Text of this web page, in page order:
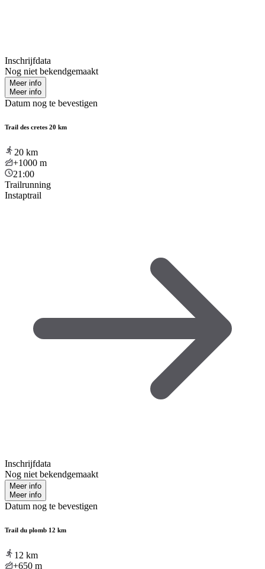
Inschrijfdata
Nog niet bekendgemaakt
Meer info
Meer info
Datum nog te bevestigen
Trail des cretes 20 km
20 km
+1000 m
21:00
Trailrunning
Instaptrail
Inschrijfdata
Nog niet bekendgemaakt
Meer info
Meer info
Datum nog te bevestigen
Trail du plomb 12 km
12 km
+650 m